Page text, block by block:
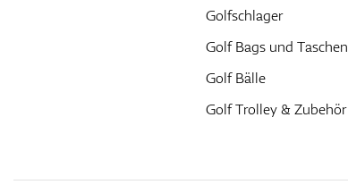
Golfschlager
Golf Bags und Taschen
Golf Bälle
Golf Trolley & Zubehör